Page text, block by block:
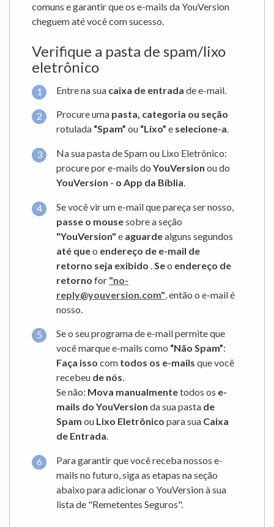
comuns e garantir que os e-mails da YouVersion
cheguem até você com sucesso.
Verifique a pasta de spam/lixo
eletrônico
Entre na sua caixa de entrada de e-mail.
Procure uma pasta, categoria ou seção
rotulada “Spam” ou “Lixo” e selecione-a.
Na sua pasta de Spam ou Lixo Eletrônico:
procure por e-mails do YouVersion ou do
YouVersion - o App da Bíblia.
Se você vir um e-mail que pareça ser nosso,
passe o mousesobre a seção
"YouVersion" e aguardealguns segundos
até queo endereço de e-mail de
retorno seja exibido Seo endereço de
retorno for "no-
reply@youversion.com" , então o e-mail é
nosso.
Se o seu programa de e-mail permite que
você marque e-mails como “Não Spam”:
Faça isso com todos os e-mails que você
recebeu de nós.
Se não: Mova manualmentetodos os e-
mails do YouVersion da sua pasta de
Spam ou Lixo Eletrônico para sua Caixa
de Entrada.
Para garantir que você receba nossos e-
mails no futuro, siga as etapas na seção
abaixo para adicionar o YouVersion à sua
lista de "Remetentes Seguros".